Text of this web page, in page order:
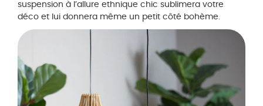
suspension à l’allure ethnique chic sublimera votre
déco et lui donnera même un petit côté bohème.